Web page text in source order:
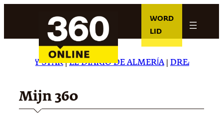
WORD
LID
DAILY STAR|EL DIARIO DE ALMERÍA| DREAMING
Mijn 360